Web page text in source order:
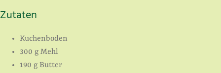
Zutaten
Kuchenboden
300 g Mehl
190 g Butter